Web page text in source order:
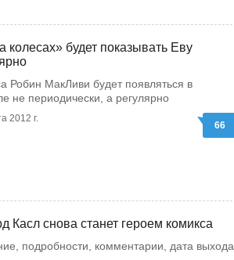
колесах» будет показывать Еву
Робин МакЛиви будет появляться в
не периодически, а регулярно
2012 г.
66
Касл снова станет героем комикса
подробности, комментарии, дата выхода